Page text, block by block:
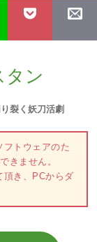
タン
裂く妖刀活劇
フトウェアのた
きません。
頂き、PCからダ